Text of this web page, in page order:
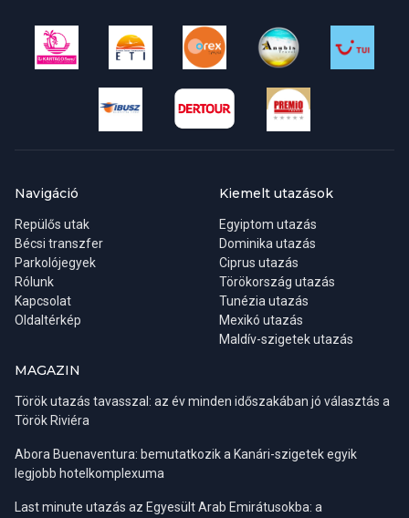
Navigáció
Repülős utak
Bécsi transzfer
Parkolójegyek
Rólunk
Kapcsolat
Oldaltérkép
Kiemelt utazások
Egyiptom utazás
Dominika utazás
Ciprus utazás
Törökország utazás
Tunézia utazás
Mexikó utazás
Maldív-szigetek utazás
MAGAZIN
Török utazás tavasszal: az év minden időszakában jó választás a
Török Riviéra
Abora Buenaventura: bemutatkozik a Kanári-szigetek egyik
legjobb hotelkomplexuma
Last minute utazás az Egyesült Arab Emirátusokba: a